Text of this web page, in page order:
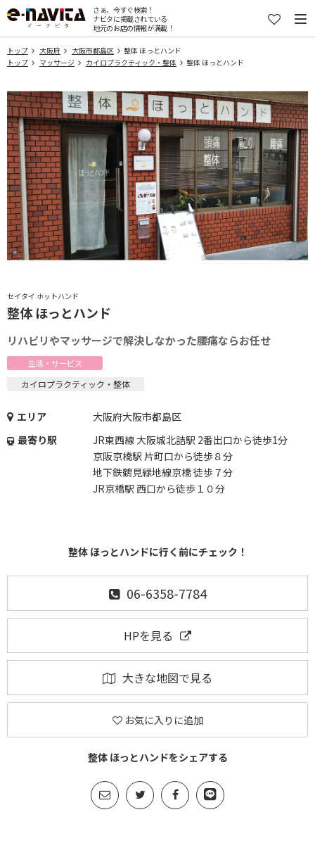
さぁ、今すぐ検索！
ナビタに掲載されている
地元のお店の情報が満載！
トップ 大阪府 大阪市都島区
整体 ほっとハンド
トップ
マッサージ カイロプラクティック・整体 整体 ほっとハンド
セイタイ ホットハンド
整体 ほっとハンド
リハビリやマッサージで解決しなかった腰痛ならお任せ
生活・サービス
カイロプラクティック・整体
エリア
大阪府大阪市都島区
最寄り駅
JR東西線 大阪城北詰駅 2番出口から徒歩1分
京阪京橋駅 片町口から徒歩８分
地下鉄鶴見緑地線京橋 徒歩７分
JR京橋駅 西口から徒歩１０分
整体 ほっとハンドに行く前にチェック！
06-6358-7784
HPを見る
大きな地図で見る
お気に入りに追加
整体 ほっとハンドをシェアする